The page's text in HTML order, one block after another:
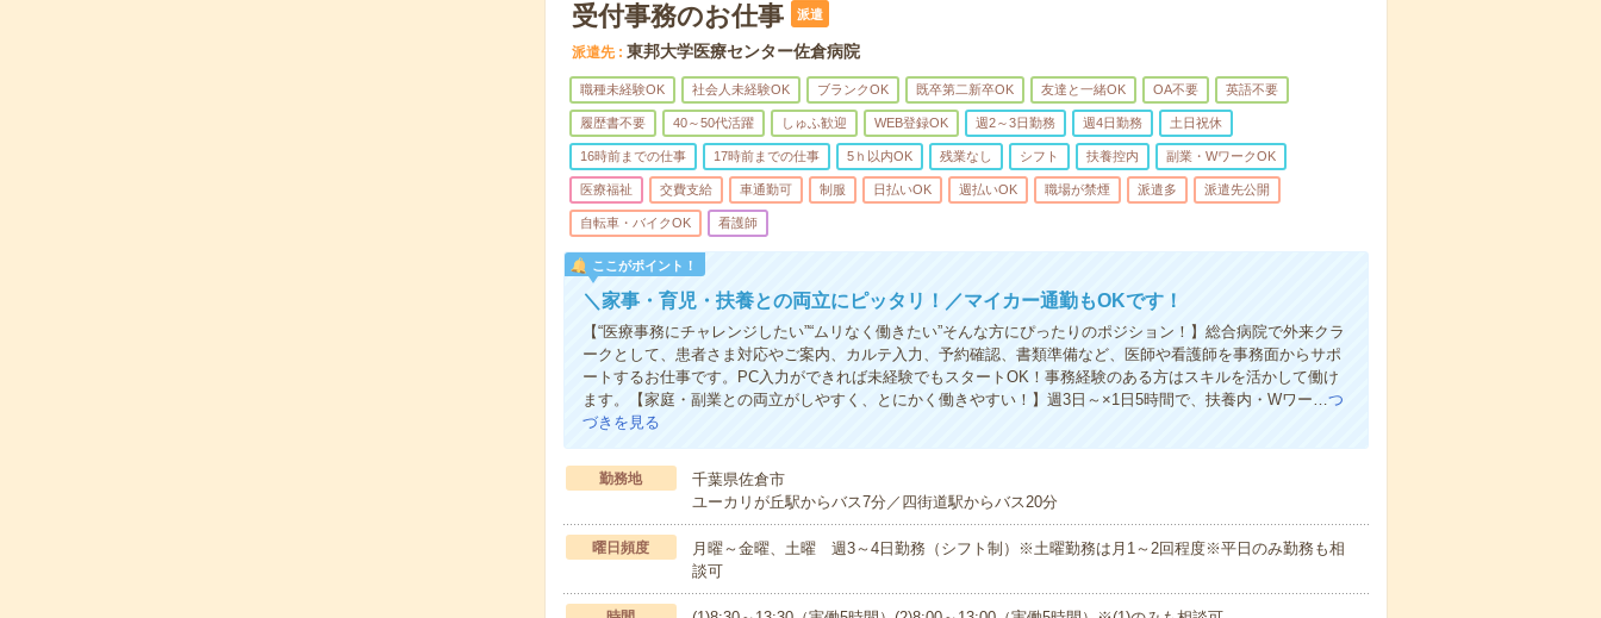
受付事務のお仕事
派遣
派遣先 東邦大学医療センター佐倉病院
職種未経験OK 社会人未経験OK ブランクOK 既卒第二新卒OK 友達と一緒OK OA不要 英語不要
履歴書不要 40～50代活躍 しゅふ歓迎 WEB登録OK 週2～3日勤務 週4日勤務 土日祝休
16時前までの仕事 17時前までの仕事 5ｈ以内OK 残業なし シフト 扶養控内 副業・WワークOK
医療福祉 交費支給 車通勤可 制服 日払いOK 週払いOK 職場が禁煙 派遣多 派遣先公開
自転車・バイクOK 看護師
ここがポイント！
＼家事・育児・扶養との両立にピッタリ！／マイカー通勤もOKです！
【“医療事務にチャレンジしたい”“ムリなく働きたい”そんな方にぴったりのポジション！】総合病院で外来クラ
ークとして、患者さま対応やご案内、カルテ入力、予約確認、書類準備など、医師や看護師を事務面からサポ
ートするお仕事です。PC入力ができれば未経験でもスタートOK！事務経験のある方はスキルを活かして働け
ます。【家庭・副業との両立がしやすく、とにかく働きやすい！】週3日～×1日5時間で、扶養内・Wワー…つ
づきを見る
勤務地
千葉県佐倉市
ユーカリが丘駅からバス7分／四街道駅からバス20分
曜日頻度
月曜～金曜、土曜 週3～4日勤務（シフト制）※土曜勤務は月1～2回程度※平日のみ勤務も相
談可